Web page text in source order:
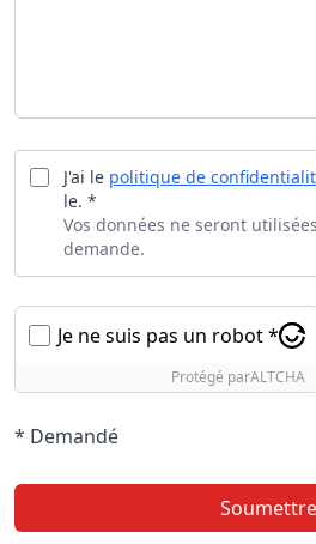
J'ai le politique de
le. *
Vos données ne seront
demande.
Je ne suis pas un robot *
Protégé parALTCHA
* Demandé
Soumettre